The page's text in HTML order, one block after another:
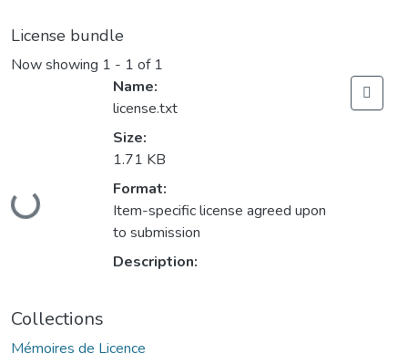
License bundle
Now showing 1 - 1 of 1
Loading...
Name:
license.txt
Size:
1.71 KB
Format:
Item-specific license agreed upon
to submission
Description:
Collections
Mémoires de Licence